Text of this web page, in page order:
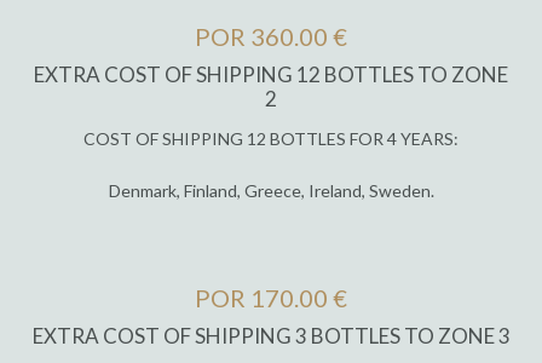
POR 360.00 €
EXTRA COST OF SHIPPING 12 BOTTLES TO ZONE
2
COST OF SHIPPING 12 BOTTLES FOR 4 YEARS:
Denmark, Finland, Greece, Ireland, Sweden.
POR 170.00 €
EXTRA COST OF SHIPPING 3 BOTTLES TO ZONE 3